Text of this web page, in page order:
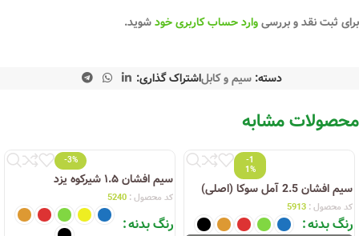
برای ثبت نقد و بررسیوارد حساب کاربری خودشوید.
دسته: سیم و کابلاشتراک گذاری:
محصولات مشابه
-1
1%
سیم افشان 2.5 آمل سوکا (اصلی)
کد محصول : 5913
رنگ بدنه
-3%
سیم افشان ۱.۵ شیرکوه یزد
کد محصول : 5240
رنگ بدنه